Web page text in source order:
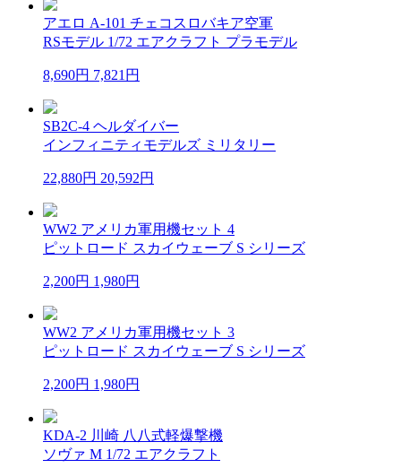
アエロ A-101 チェコスロバキア空軍
RSモデル 1/72 エアクラフト プラモデル
8,690円 7,821円
SB2C-4 ヘルダイバー
インフィニティモデルズ ミリタリー
22,880円 20,592円
WW2 アメリカ軍用機セット 4
ピットロード スカイウェーブ S シリーズ
2,200円 1,980円
WW2 アメリカ軍用機セット 3
ピットロード スカイウェーブ S シリーズ
2,200円 1,980円
KDA-2 川崎 八八式軽爆撃機
ソヴァ M 1/72 エアクラフト